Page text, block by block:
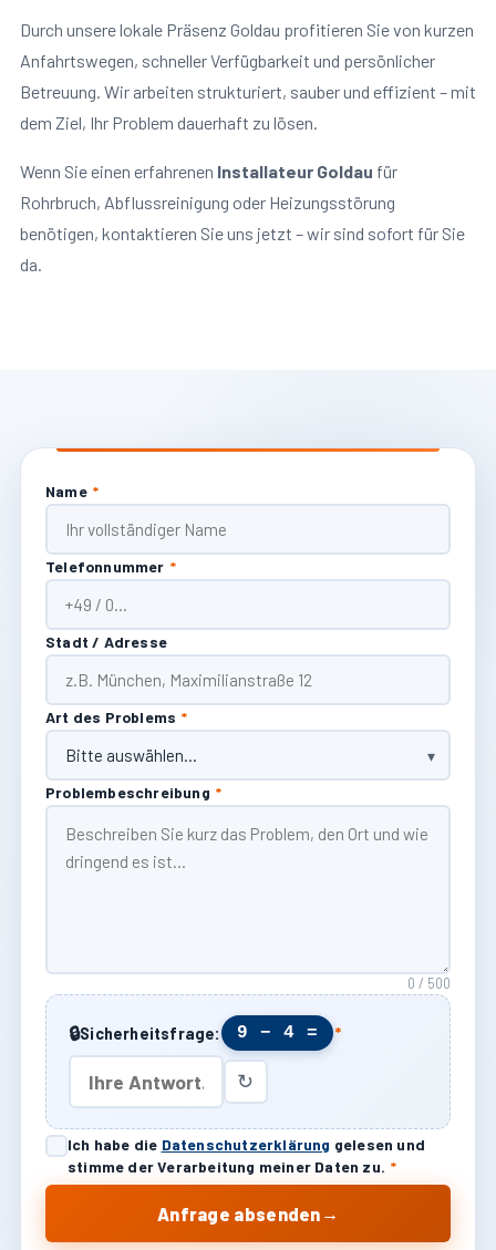
Durch unsere lokale Präsenz Goldau profitieren Sie von kurzen
Anfahrtswegen, schneller Verfügbarkeit und persönlicher
Betreuung. Wir arbeiten strukturiert, sauber und effizient – mit
dem Ziel, Ihr Problem dauerhaft zu lösen.
Wenn Sie einen erfahrenen Installateur Goldau für
Rohrbruch, Abflussreinigung oder Heizungsstörung
benötigen, kontaktieren Sie uns jetzt – wir sind sofort für Sie
da.
Name *
Telefonnummer *
Stadt / Adresse
Art des Problems *
Problembeschreibung *
0 / 500
🔒Sicherheitsfrage: 9 − 4 = *
↻
Ich habe die Datenschutzerklärung gelesen und
stimme der Verarbeitung meiner Daten zu. *
Anfrage absenden →